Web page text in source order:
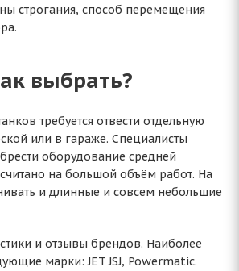
строгания, способ перемещения
выбрать?
требуется отвести отдельную
или в гараже. Специалисты
оборудование средней
на большой объём работ. На
и длинные и совсем небольшие
и отзывы брендов. Наиболее
марки: JET JSJ, Powermatic.